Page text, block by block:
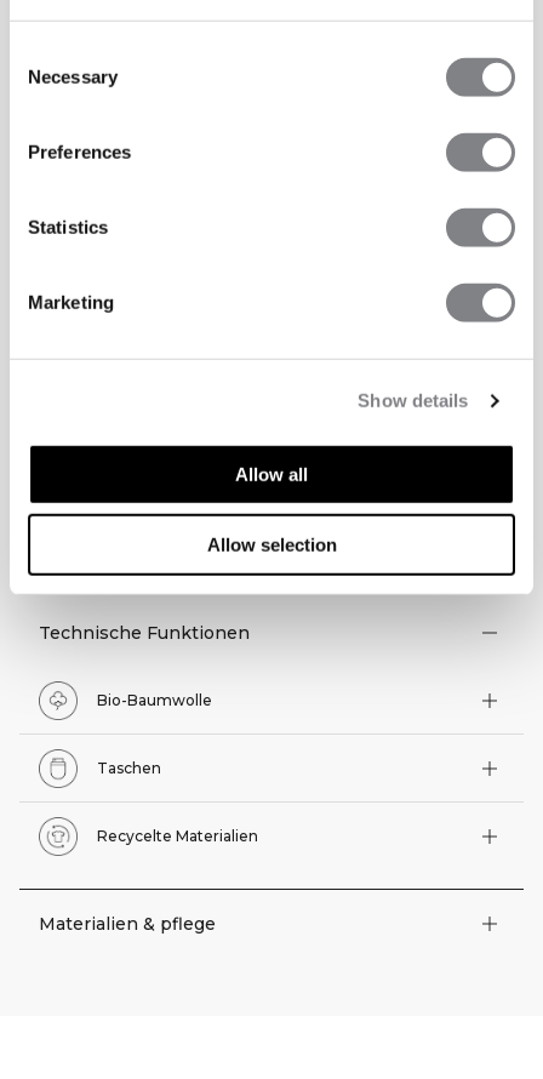
Selection
Necessary
Preferences
Statistics
Marketing
Show details
Allow all
Allow selection
TECHNISCHE ASPEKTE
Technische Funktionen
Bio-Baumwolle
Taschen
Recycelte Materialien
Materialien & pflege